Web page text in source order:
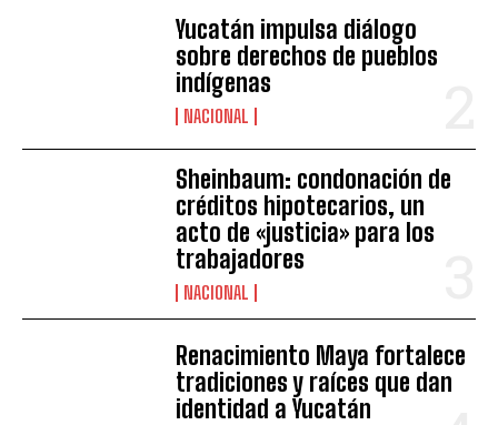
Yucatán impulsa diálogo
sobre derechos de pueblos
indígenas
NACIONAL
Sheinbaum: condonación de
créditos hipotecarios, un
acto de «justicia» para los
trabajadores
NACIONAL
Renacimiento Maya fortalece
tradiciones y raíces que dan
identidad a Yucatán